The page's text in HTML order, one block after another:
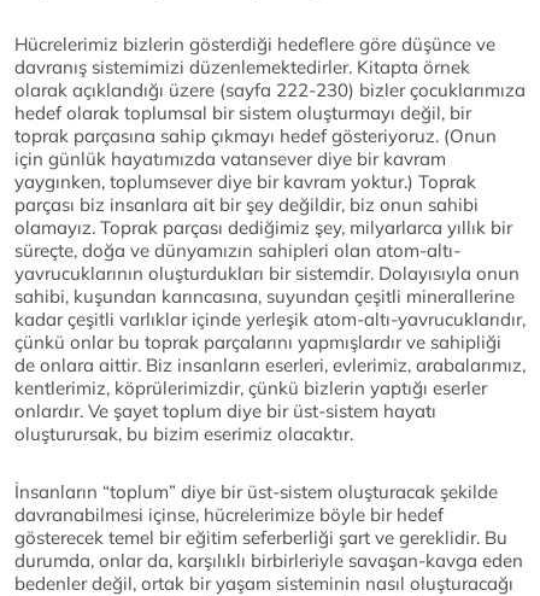
Hücrelerimiz bizlerin gösterdiği hedeflere göre düşünce ve
davranış sistemimizi düzenlemektedirler. Kitapta örnek
olarak açıklandığı üzere (sayfa 222-230) bizler çocuklarımıza
hedef olarak toplumsal bir sistem oluşturmayı değil, bir
toprak parçasına sahip çıkmayı hedef gösteriyoruz. (Onun
için günlük hayatımızda vatansever diye bir kavram
yaygınken, toplumsever diye bir kavram yoktur.) Toprak
parçası biz insanlara ait bir şey değildir, biz onun sahibi
olamayız. Toprak parçası dediğimiz şey, milyarlarca yıllık bir
süreçte, doğa ve dünyamızın sahipleri olan atom-altı-
yavrucuklarının oluşturdukları bir sistemdir. Dolayısıyla onun
sahibi, kuşundan karıncasına, suyundan çeşitli minerallerine
kadar çeşitli varlıklar içinde yerleşik atom-altı-yavrucuklarıdır,
çünkü onlar bu toprak parçalarını yapmışlardır ve sahipliği
de onlara aittir. Biz insanların eserleri, evlerimiz, arabalarımız,
kentlerimiz, köprülerimizdir, çünkü bizlerin yaptığı eserler
onlardır. Ve şayet toplum diye bir üst-sistem hayatı
oluşturursak, bu bizim eserimiz olacaktır.
İnsanların “toplum” diye bir üst-sistem oluşturacak şekilde
davranabilmesi içinse, hücrelerimize böyle bir hedef
gösterecek temel bir eğitim seferberliği şart ve gereklidir. Bu
durumda, onlar da, karşılıklı birbirleriyle savaşan-kavga eden
bedenler değil, ortak bir yaşam sisteminin nasıl oluşturacağı